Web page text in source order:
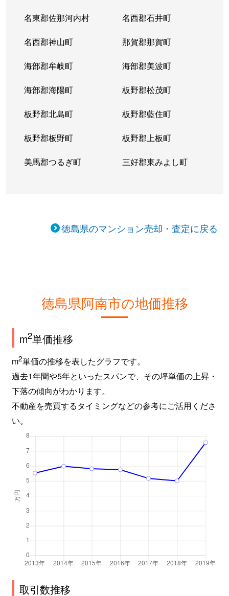
名東郡佐那河内村 名西郡石井町
名西郡神山町 那賀郡那賀町
海部郡牟岐町 海部郡美波町
海部郡海陽町 板野郡松茂町
板野郡北島町 板野郡藍住町
板野郡板野町 板野郡上板町
美馬郡つるぎ町 三好郡東みよし町
徳島県のマンション売却・査定に戻る
徳島県阿南市の地価推移
m2単価推移
m2単価の推移を表したグラフです。
過去1年間や5年といったスパンで、その坪単価の上昇・
下落の傾向がわかります。
不動産を売買するタイミングなどの参考にご活用くださ
い。
取引数推移